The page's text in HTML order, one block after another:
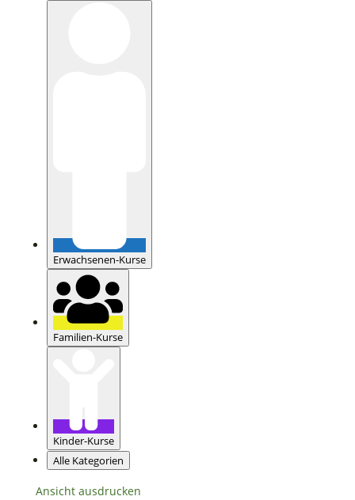
Erwachsenen-Kurse
Familien-Kurse
Kinder-Kurse
Alle Kategorien
Ansichtausdrucken